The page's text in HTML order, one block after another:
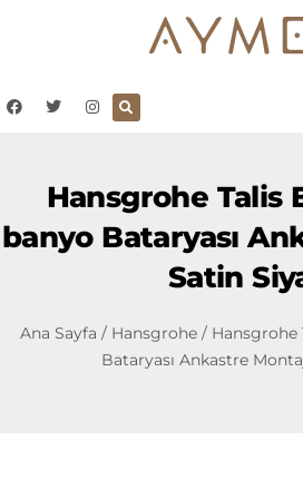
Hansgrohe Talis
banyo Bataryası
Satin
Ana Sayfa / Hansgrohe/ Hansgrohe
Bataryası Ankastre